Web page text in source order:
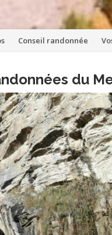
Conseil randonnée
du